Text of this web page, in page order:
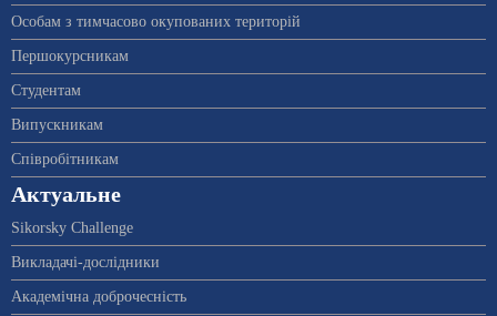
Особам з тимчасово окупованих територій
Першокурсникам
Студентам
Випускникам
Співробітникам
Актуальне
Sikorsky Challenge
Викладачі-дослідники
Академічна доброчесність